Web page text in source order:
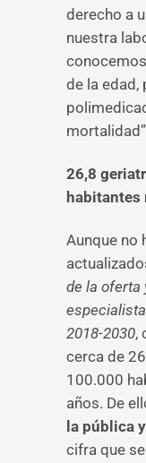
derecho a
nuestra
de la edad,
26,8
habitantes
Aunque no
de la oferta
2018-2030,
cerca de
100.000
años. De
la pública
cifra que